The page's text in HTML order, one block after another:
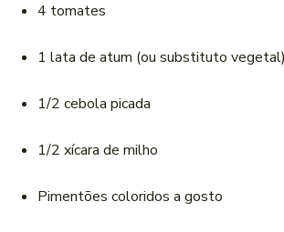
4 tomates
1 lata de atum (ou substituto vegetal)
1/2 cebola picada
1/2 xícara de milho
Pimentões coloridos a gosto